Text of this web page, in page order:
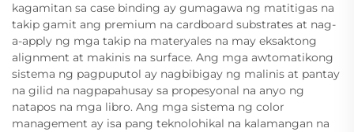
kagamitan sa case binding ay gumagawa ng matitigas na
takip gamit ang premium na cardboard substrates at nag-
a-apply ng mga takip na materyales na may eksaktong
alignment at makinis na surface. Ang mga awtomatikong
sistema ng pagpuputol ay nagbibigay ng malinis at pantay
na gilid na nagpapahusay sa propesyonal na anyo ng
natapos na mga libro. Ang mga sistema ng color
management ay isa pang teknolohikal na kalamangan na